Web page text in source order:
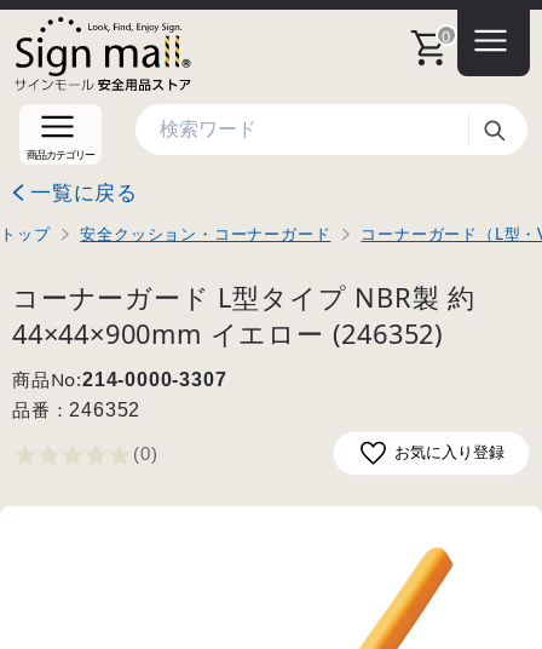
0
商品カテゴリー
検索
一覧に戻る
トップ 安全クッション・コーナーガード コーナーガード（L型
コーナーガード L型タイプ NBR製 約
44×44×900mm イエロー (246352)
商品No:214-0000-3307
品番：246352
(0) お気に入り登録